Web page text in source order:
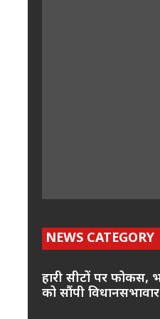
NEWS CATEGORY
हारी सीटों पर फोकस,
को सौंपी